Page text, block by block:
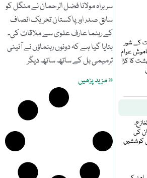
کے شور
عوام
کا کڑا
کی
کوششیں
سربراہ مولانا فضل الرحمان نے منگل کو
سابق صدر اور پاکستان تحریک انصاف
کے رہنما عارف علوی سے ملاقات کی۔
بتایا گیا ہے کہ دونوں رہنماؤں نے آئینی
ترمیمی بل کے ساتھ ساتھ دیگر
« مزید پڑھیں